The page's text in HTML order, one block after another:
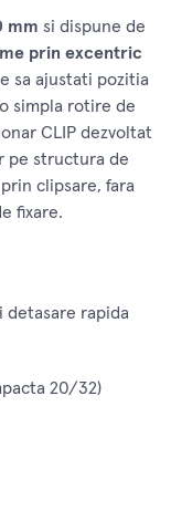
mm si dispune de
prin excentric
sa ajustati pozitia
simpla rotire de
CLIP dezvoltat
pe structura de
clipsare, fara
fixare.
detasare rapida
20/32)